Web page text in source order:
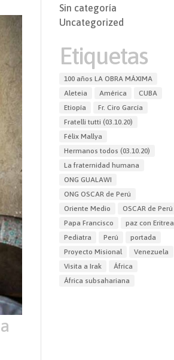
Sin categoría
Uncategorized
Etiquetas
100 años LA OBRA MÁXIMA
Aleteia
América
CUBA
Etiopía
Fr. Ciro García
Fratelli tutti (03.10.20)
Félix Mallya
Hermanos todos (03.10.20)
La fraternidad humana
ONG GUALAWI
ONG OSCAR de Perú
Oriente Medio
OSCAR de Perú
Papa Francisco
paz con Eritrea
Pediatra
Perú
portada
Proyecto Misional
Venezuela
Visita a Irak
África
África subsahariana